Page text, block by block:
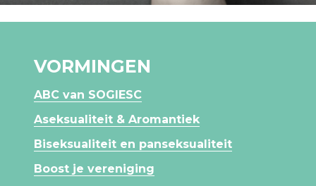
VORMINGEN
ABC van SOGIESC
Aseksualiteit & Aromantiek
Biseksualiteit en panseksualiteit
Boost je vereniging